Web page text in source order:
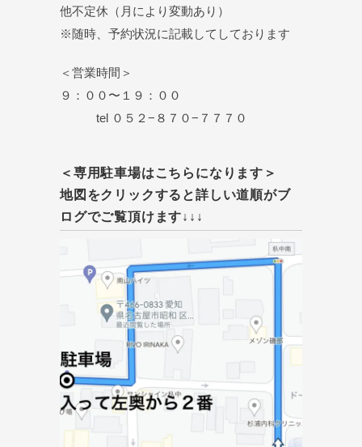
他不定休（月により変動あり）
※随時、予約状況に記載してしております
＜営業時間＞
９：００〜１９：００
tel ０５２−８７０−７７７０
＜専用駐車場はこちらになります＞
地図をクリックすると詳しい道順がブ
ログでご覧頂けます↓↓↓